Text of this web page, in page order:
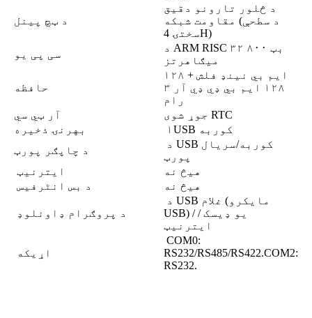
د ټچ پینل
د څلور تارونو دقیق
مقاومت شبکه (د سطحې
سختۍ 4H)
سی پی یو
د ARM RISC ۳۲ بټ ۸۰۰
میګاهرتز
حافظه
۱۲۸ ایم بي نینډ فلش +
۱۲۸ ایم بي ډي ډي آر ۳
رام
آر ټي سي
جوړ شوی RTC
بهرنۍ ذخیره
۱USB کوربه
د چاپګر پورټ
د USB کوربه/سریال
پورټ
ایترنیټ
هیڅ نه
د بس انٹرفیس
هیڅ نه
د پروګرام ډاونلوډ
د USB غلام (مایکرو
USB) / یو ډیسک /
ایترنیټ
اړیکه
COM0:
RS232/RS485/RS422.COM2:
RS232.